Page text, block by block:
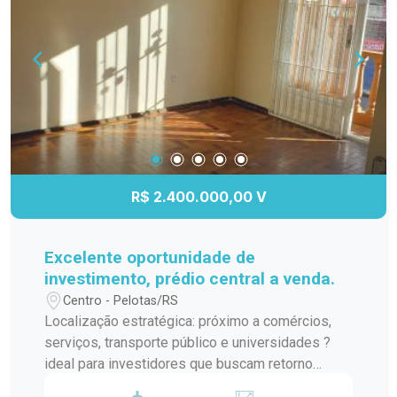
necessidades variadas. Possibilidade de
personalização de acordo com o tipo de negócio.
Oportunidade de gerar uma renda passiva com a
locação das salas comerciais. Situado no coração
da cidade, próximo a bancos, restaurantes, lojas e
outros estabelecimentos comerciais. Fácil
acesso por transporte público e particular. Não
perca esta oportunidade de adquirir um prédio
central com múltiplas salas comerciais e fazer
parte do movimento empresarial da região!
R$ 2.400.000,00 V
Excelente oportunidade de
investimento, prédio central a venda.
Centro - Pelotas/RS
Localização estratégica: próximo a comércios,
serviços, transporte público e universidades ?
ideal para investidores que buscam retorno